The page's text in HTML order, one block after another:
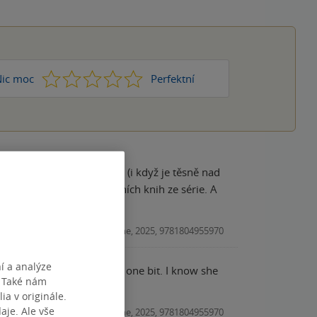
moc 1 2 3 4 Perfektní
5
je moje nejoblíbenější (i když je těsně nad
příběh od ostatních knih ze série. A
Kniha, Cornerstone, 2025, 9781804955970
Kniha, Cornerstone, 2025, 9781804955970
a analýze
nám
v originále.
Ale vše